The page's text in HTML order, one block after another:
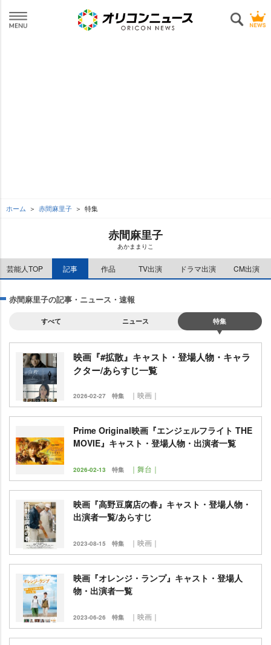
ホーム 赤間麻里子 特集
赤間麻里子
あかままりこ
芸能人TOP 記事 作品 TV出演 ドラマ出演 CM出演
赤間麻里子の記事・ニュース・速報
すべて ニュース 特集
映画『#拡散』キャスト・登場人物・キャラ
クター/あらすじ一覧
2026-02-27 特集 ｜映画｜
Prime Original映画『エンジェルフライト THE
MOVIE』キャスト・登場人物・出演者一覧
2026-02-13 特集 ｜舞台｜
映画『高野豆腐店の春』キャスト・登場人物・
出演者一覧/あらすじ
2023-08-15 特集 ｜映画｜
映画『オレンジ・ランプ』キャスト・登場人
物・出演者一覧
2023-06-26 特集 ｜映画｜